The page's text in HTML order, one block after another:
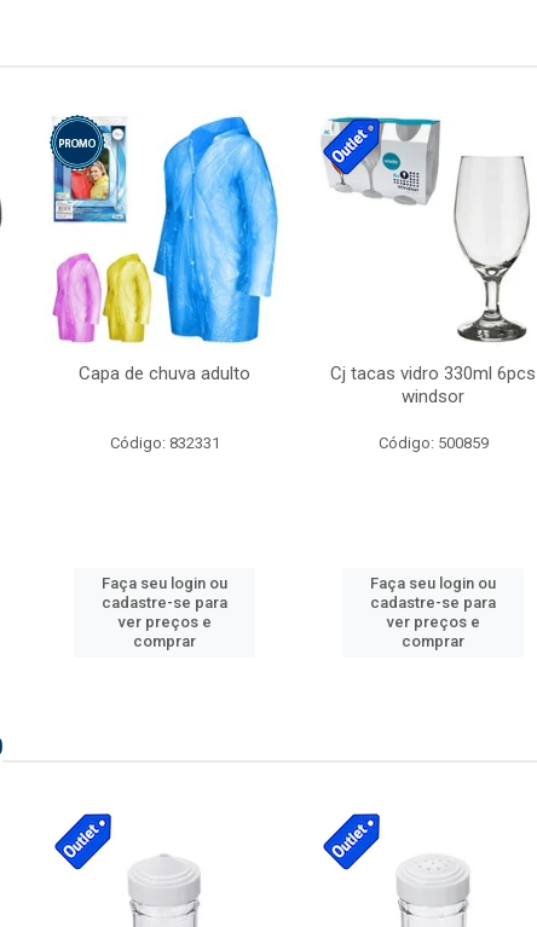
Capa de chuva adulto
Código: 832331
Faça seu login ou
cadastre-se para
ver preços e
comprar
Cj tacas vidro 330ml 6pcs
windsor
Código: 500859
Faça seu login ou
cadastre-se para
ver preços e
comprar